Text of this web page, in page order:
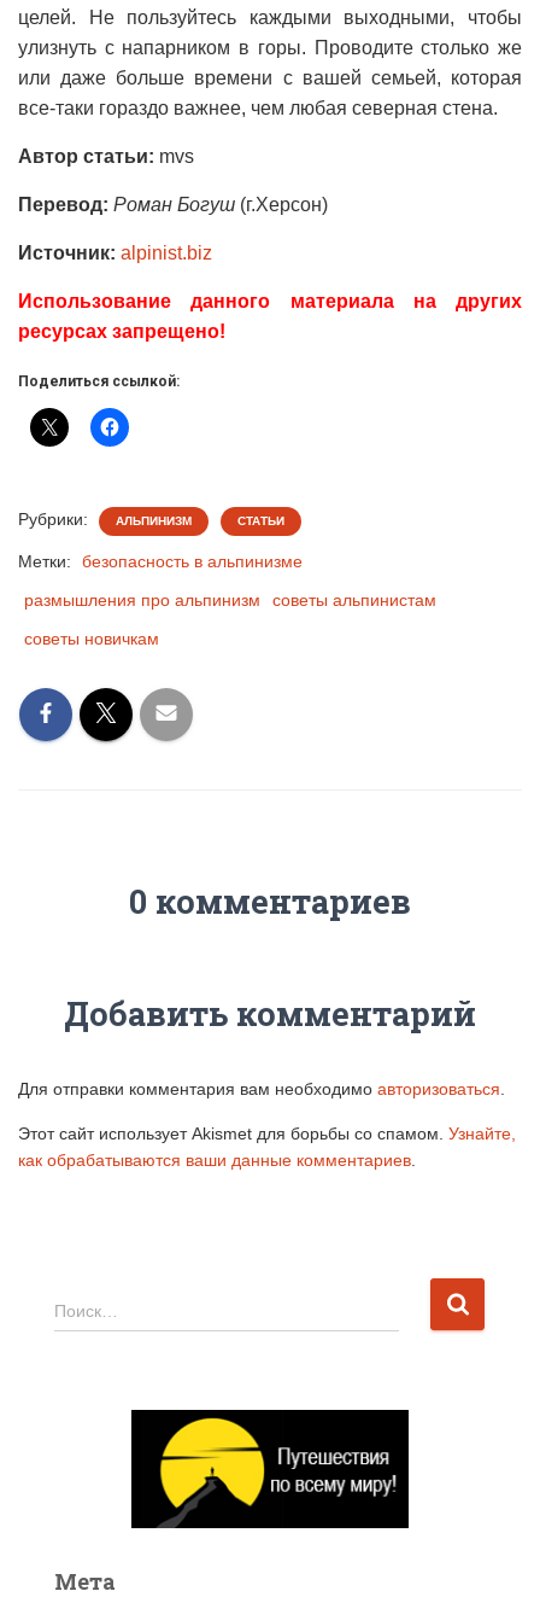
целей. Не пользуйтесь каждыми выходными, чтобы
улизнуть с напарником в горы. Проводите столько же
или даже больше времени с вашей семьей, которая
все-таки гораздо важнее, чем любая северная стена.
Автор статьи: mvs
Перевод: Роман Богуш (г.Херсон)
Источник: alpinist.biz
Использование данного материала на других
ресурсах запрещено!
Поделиться ссылкой:
Рубрики: АЛЬПИНИЗМ СТАТЬИ
Метки:
безопасность в альпинизме
размышления про альпинизм
советы альпинистам
советы новичкам
0 комментариев
Добавить комментарий
Для отправки комментария вам необходимо авторизоваться.
Этот сайт использует Akismet для борьбы со спамом. Узнайте,
как обрабатываются ваши данные комментариев.
Н
а
Поиск…
Мета